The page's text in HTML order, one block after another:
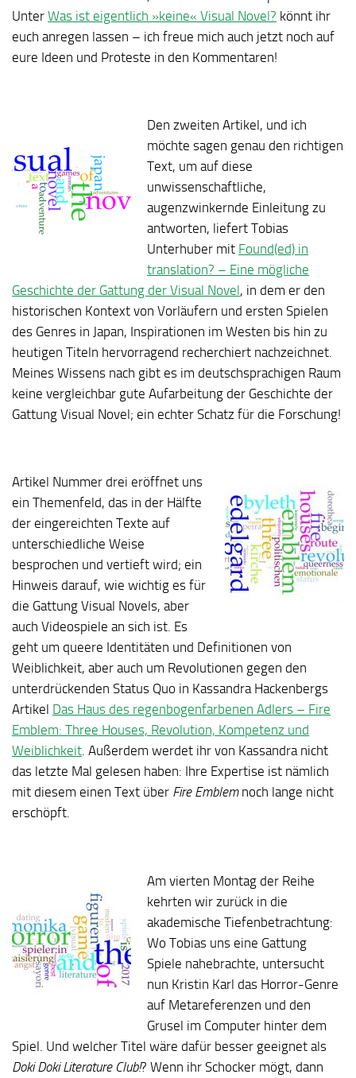
Unter Was ist eigentlich »keine« Visual Novel? könnt ihr
euch anregen lassen – ich freue mich auch jetzt noch auf
eure Ideen und Proteste in den Kommentaren!
Den zweiten Artikel, und ich
möchte sagen genau den richtigen
Text, um auf diese
unwissenschaftliche,
augenzwinkernde Einleitung zu
antworten, liefert Tobias
Unterhuber mit Found(ed) in
translation? – Eine mögliche
Geschichte der Gattung der Visual Novel, in dem er den
historischen Kontext von Vorläufern und ersten Spielen
des Genres in Japan, Inspirationen im Westen bis hin zu
heutigen Titeln hervorragend recherchiert nachzeichnet.
Meines Wissens nach gibt es im deutschsprachigen Raum
keine vergleichbar gute Aufarbeitung der Geschichte der
Gattung Visual Novel; ein echter Schatz für die Forschung!
Artikel Nummer drei eröffnet uns
ein Themenfeld, das in der Hälfte
der eingereichten Texte auf
unterschiedliche Weise
besprochen und vertieft wird; ein
Hinweis darauf, wie wichtig es für
die Gattung Visual Novels, aber
auch Videospiele an sich ist. Es
geht um queere Identitäten und Definitionen von
Weiblichkeit, aber auch um Revolutionen gegen den
unterdrückenden Status Quo in Kassandra Hackenbergs
Artikel Das Haus des regenbogenfarbenen Adlers – Fire
Emblem: Three Houses, Revolution, Kompetenz und
Weiblichkeit. Außerdem werdet ihr von Kassandra nicht
das letzte Mal gelesen haben: Ihre Expertise ist nämlich
mit diesem einen Text über Fire Emblemnoch lange nicht
erschöpft.
Am vierten Montag der Reihe
kehrten wir zurück in die
akademische Tiefenbetrachtung:
Wo Tobias uns eine Gattung
Spiele nahebrachte, untersucht
nun Kristin Karl das Horror-Genre
auf Metareferenzen und den
Grusel im Computer hinter dem
Spiel. Und welcher Titel wäre dafür besser geeignet als
Doki Doki Literature Club!? Wenn ihr Schocker mögt, dann